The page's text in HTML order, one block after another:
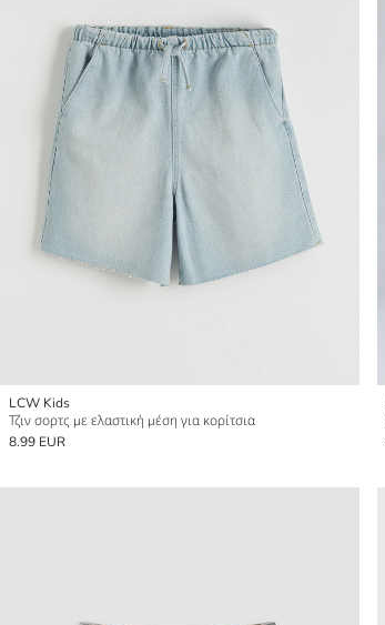
LCW Kids
Τζιν σορτς με ελαστική μέση για κορίτσια
8.99 EUR